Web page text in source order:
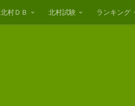
北村ＤＢ 北村試験 ランキング